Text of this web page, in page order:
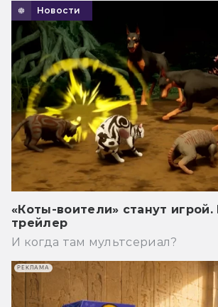
Новости
«Коты-воители» станут игрой.
трейлер
И когда там мультсериал?
РЕКЛАМА